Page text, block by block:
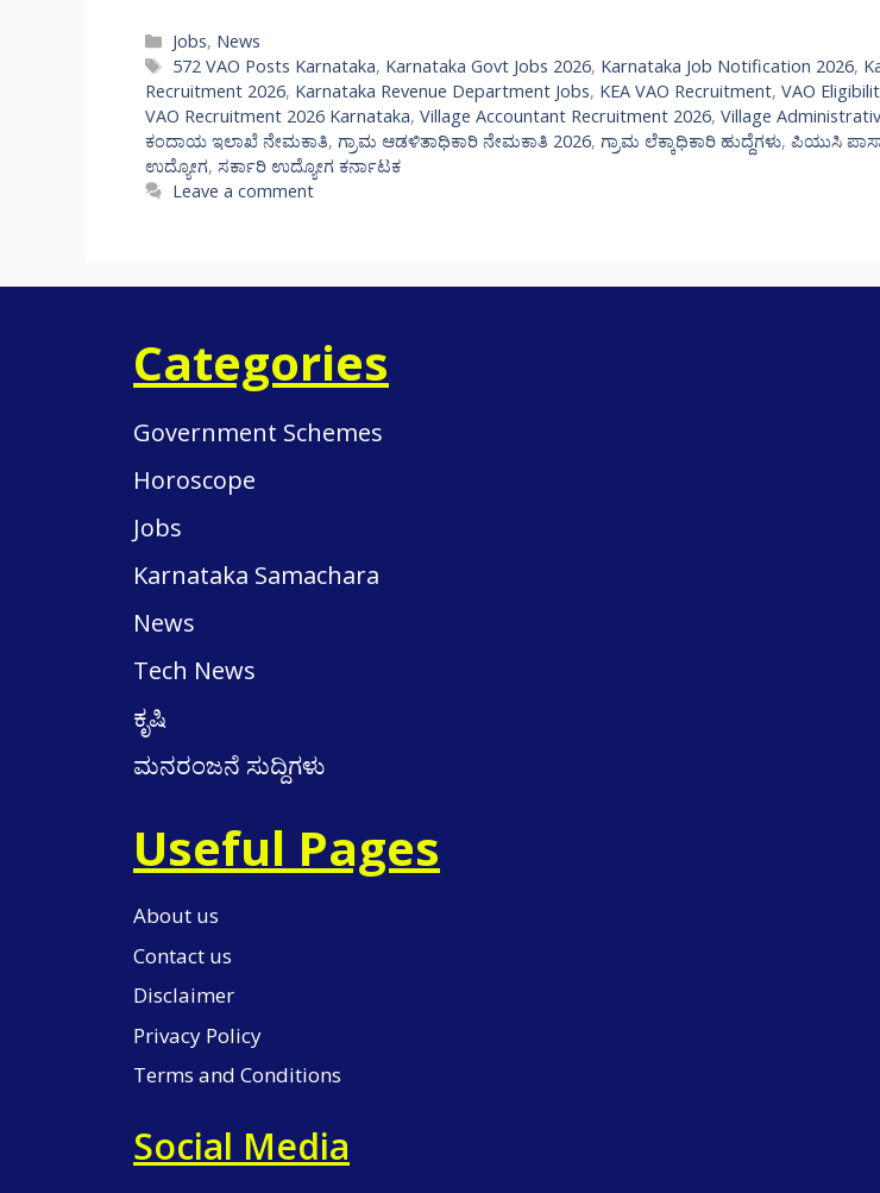
Categories
Jobs, News
Tags
572 VAO Posts Karnataka, Karnataka Govt Jobs 2026, Karnataka Job Notification 2026,
Recruitment 2026, Karnataka Revenue Department Jobs, KEA VAO Recruitment, VAO
VAO Recruitment 2026 Karnataka, Village Accountant Recruitment 2026, Village
ಕಂದಾಯ ಇಲಾಖೆ ನೇಮಕಾತಿ, ಗ್ರಾಮ ಆಡಳಿತಾಧಿಕಾರಿ ನೇಮಕಾತಿ 2026, ಗ್ರಾಮ ಲೆಕ್ಕಾಧಿಕಾರಿ ಹುದ್ದೆಗಳು, ಪಿಯುಸಿ
ಉದ್ಯೋಗ, ಸರ್ಕಾರಿ ಉದ್ಯೋಗ ಕರ್ನಾಟಕ
Leave a comment
Categories
Government Schemes
Horoscope
Jobs
Karnataka Samachara
News
Tech News
ಕೃಷಿ
ಮನರಂಜನೆ ಸುದ್ದಿಗಳು
Useful Pages
About us
Contact us
Disclaimer
Privacy Policy
Terms and Conditions
Social Media